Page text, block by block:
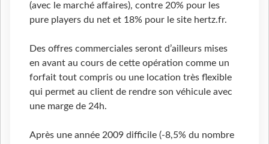
(avec le marché affaires), contre 20% pour les
pure players du net et 18% pour le site hertz.fr.
Des offres commerciales seront d’ailleurs mises
en avant au cours de cette opération comme un
forfait tout compris ou une location très flexible
qui permet au client de rendre son véhicule avec
une marge de 24h.
Après une année 2009 difficile (-8,5% du nombre